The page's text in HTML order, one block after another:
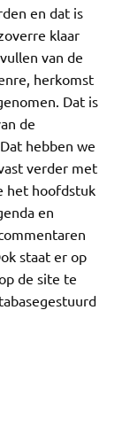
en dat is
klaar
van de
herkomst
Dat is
de
hebben we
verder met
het hoofdstuk
en
staat er op
de site te